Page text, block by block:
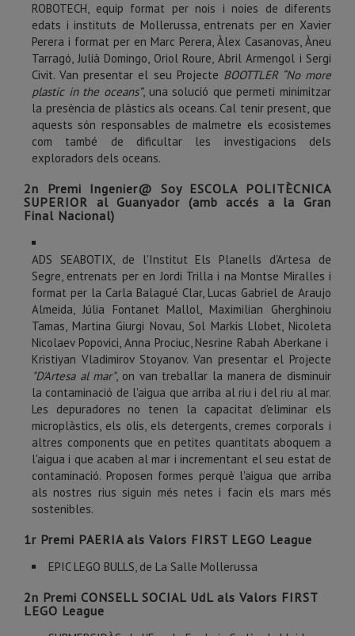
ROBOTECH, equip format per nois i noies de diferents
edats i instituts de Mollerussa, entrenats per en Xavier
Perera i format per en Marc Perera, Àlex Casanovas, Àneu
Tarragó, Julià Domingo, Oriol Roure, Abril Armengol i Sergi
Civit. Van presentar el seu Projecte BOOTTLER “No more
plastic in the oceans”, una solució que permeti minimitzar
la presència de plàstics als oceans. Cal tenir present, que
aquests són responsables de malmetre els ecosistemes
com també de dificultar les investigacions dels
exploradors dels oceans.
2n Premi Ingenier@ Soy ESCOLA POLITÈCNICA
SUPERIOR al Guanyador (amb accés a la Gran
Final Nacional)
ADS SEABOTIX, de l'Institut Els Planells d'Artesa de
Segre, entrenats per en Jordi Trilla i na Montse Miralles i
format per la Carla Balagué Clar, Lucas Gabriel de Araujo
Almeida, Júlia Fontanet Mallol, Maximilian Gherghinoiu
Tamas, Martina Giurgi Novau, Sol Markis Llobet, Nicoleta
Nicolaev Popovici, Anna Prociuc, Nesrine Rabah Aberkane i
Kristiyan Vladimirov Stoyanov. Van presentar el Projecte
"D'Artesa al mar", on van treballar la manera de disminuir
la contaminació de l'aigua que arriba al riu i del riu al mar.
Les depuradores no tenen la capacitat d'eliminar els
microplàstics, els olis, els detergents, cremes corporals i
altres components que en petites quantitats aboquem a
l'aigua i que acaben al mar i incrementant el seu estat de
contaminació. Proposen formes perquè l'aigua que arriba
als nostres rius siguin més netes i facin els mars més
sostenibles.
1r Premi PAERIA als Valors FIRST LEGO League
EPIC LEGO BULLS, de La Salle Mollerussa
2n Premi CONSELL SOCIAL UdL als Valors FIRST
LEGO League